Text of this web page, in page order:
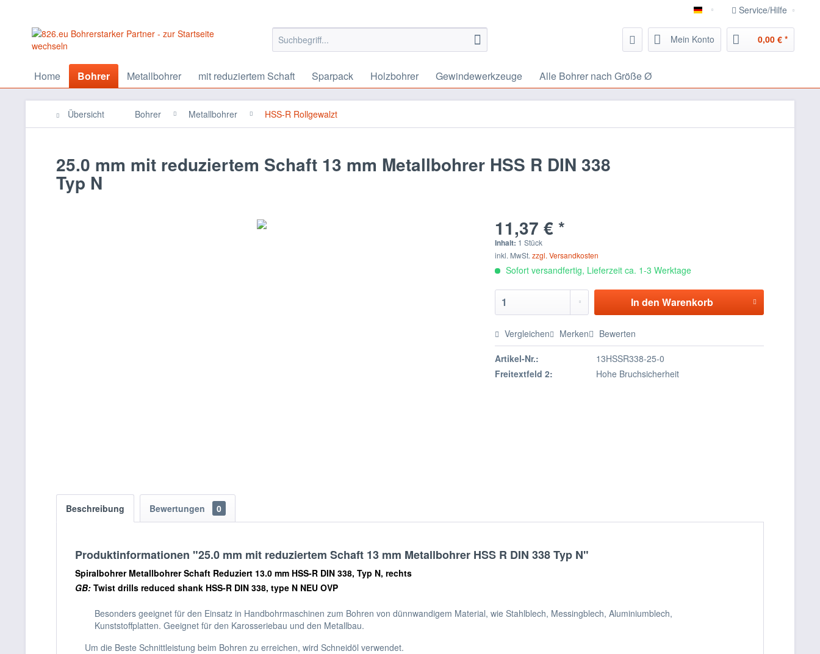
826.eu Handwerker Portal
Service/Hilfe
Mein Konto 0,00 € *
Home Bohrer Metallbohrer mit reduziertem Schaft Sparpack Holzbohrer Gewindewerkzeuge Alle Bohrer nach Größe Ø
Übersicht Bohrer Metallbohrer HSS-R Rollgewalzt
25.0 mm mit reduziertem Schaft 13 mm Metallbohrer HSS R DIN 338
Typ N
11,37 € *
Inhalt: 1 Stück
inkl. MwSt.zzgl. Versandkosten
Sofort versandfertig, Lieferzeit ca. 1-3 Werktage
In den Warenkorb
Vergleichen Merken Bewerten
Artikel-Nr.:
13HSSR338-25-0
Freitextfeld 2:
Hohe Bruchsicherheit
Beschreibung Bewertungen 0
Produktinformationen "25.0 mm mit reduziertem Schaft 13 mm Metallbohrer HSS R DIN 338 Typ N"
Spiralbohrer Metallbohrer Schaft Reduziert 13.0 mm HSS-R DIN 338, Typ N, rechts
GB: Twist drills reduced shank HSS-R DIN 338, type N NEU OVP
Besonders geeignet für den Einsatz in Handbohrmaschinen zum Bohren von dünnwandigem Material, wie Stahlblech, Messingblech, Aluminiumblech,
Kunststoffplatten. Geeignet für den Karosseriebau und den Metallbau.
Um die Beste Schnittleistung beim Bohren zu erreichen, wird Schneidöl verwendet.